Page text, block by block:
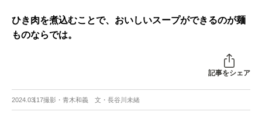
ひき肉を煮込むことで、おいしいスープができるのが麺
ものならでは。
記事をシェア
2024.03.17撮影・青木和義 文・長谷川未緒